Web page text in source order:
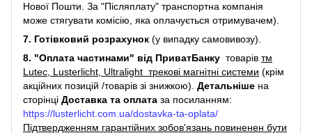
Нової Пошти. За "Післяплату" транспортна компанія
може стягувати комісію, яка оплачується отримувачем).
7. Готівковий розрахунок (у випадку самовивозу).
8. "Оплата частинами" від ПриватБанку товарів тм
Lutec, Lusterlicht, Ultralight трекові магнітні системи (крім
акційних позицій /товарів зі знижкою). Детальніше на
сторінці Доставка та оплата за посиланням:
https://lusterlicht.com.ua/dostavka-ta-oplata/
Підтвердженням гарантійних зобов'язань повиненен бути